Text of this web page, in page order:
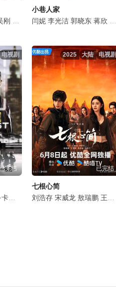
点击复制地址
点击复制地址
点击复制地址
点击复制地址
点击复制地址
点击复制地址
点击复制地址
点击复制地址
章煜奇 田昊 姬他 颜世魁 林鹏 潘之琳
庆 全光镇 安恩真 金惠仁 崔英俊
轩 娜一 陈震 施予斐 李圣佳
刚 李小冉 俞飞鸿 袁泉 毛晓彤
小巷人家
闫妮 李光洁 郭晓东 蒋欣
哲 李泽锋 隋凯
电视剧
完结
泽 塔拉吉·P·汉森 安妮·帕里西
电视剧
大陆
2025
已完结
七根心简
刘浩存 宋威龙 敖瑞鹏 王奕婷